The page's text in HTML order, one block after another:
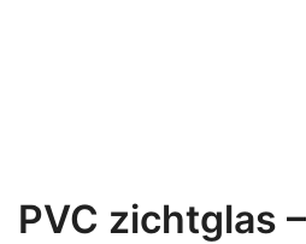
PVC zichtglas